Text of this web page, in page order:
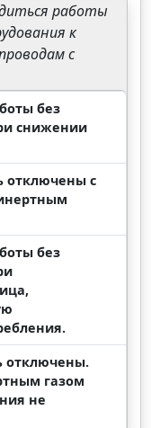
работы
к
с
без
снижении
отключены с
без
отключены.
газом
не